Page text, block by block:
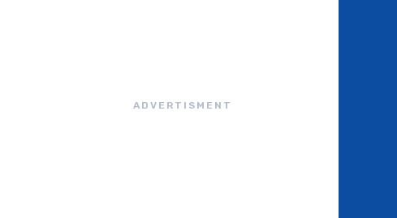
ADVERTISMENT